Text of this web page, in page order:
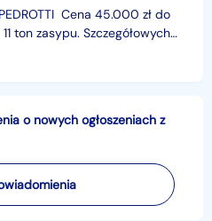
PEDROTTI Cena 45.000 zł do
ton zasypu. Szczegółowych
Tel. 503
o nowych ogłoszeniach z